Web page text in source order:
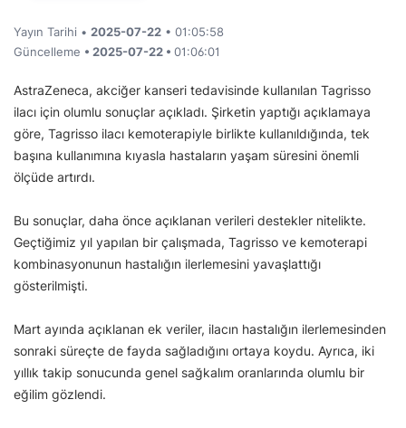
Yayın Tarihi • 2025-07-22 • 01:05:58
Güncelleme • 2025-07-22 • 01:06:01
AstraZeneca, akciğer kanseri tedavisinde kullanılan Tagrisso
ilacı için olumlu sonuçlar açıkladı. Şirketin yaptığı açıklamaya
göre, Tagrisso ilacı kemoterapiyle birlikte kullanıldığında, tek
başına kullanımına kıyasla hastaların yaşam süresini önemli
ölçüde artırdı.
Bu sonuçlar, daha önce açıklanan verileri destekler nitelikte.
Geçtiğimiz yıl yapılan bir çalışmada, Tagrisso ve kemoterapi
kombinasyonunun hastalığın ilerlemesini yavaşlattığı
gösterilmişti.
Mart ayında açıklanan ek veriler, ilacın hastalığın ilerlemesinden
sonraki süreçte de fayda sağladığını ortaya koydu. Ayrıca, iki
yıllık takip sonucunda genel sağkalım oranlarında olumlu bir
eğilim gözlendi.